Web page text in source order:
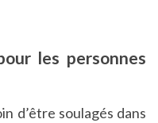
les personnes
d’être soulagés dans